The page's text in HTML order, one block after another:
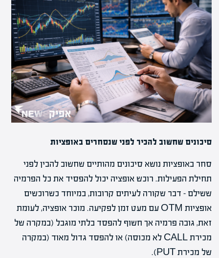
סיכונים שחשוב להכיר לפני שנסחרים באופציות
סחר באופציות נושא סיכונים מהותיים שחשוב להבין לפני
תחילת הפעילות. רוכש אופציה יכול להפסיד את כל הפרמיה
ששילם – דבר שקורה לעיתים קרובות, במיוחד כשרוכשים
אופציות OTM עם מעט זמן לפקיעה. מוכר אופציה, לעומת
זאת, גובה פרמיה אך חשוף להפסד בלתי מוגבל (במקרה של
מכירת CALL לא מכוסה) או להפסד גדול מאוד (במקרה
של מכירת PUT).